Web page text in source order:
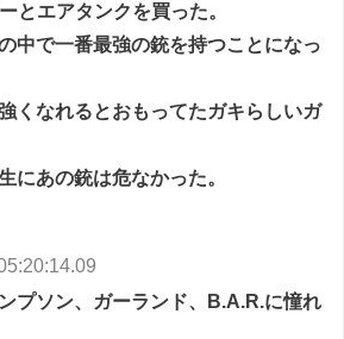
とエアタンクを買った。
中で一番最強の銃を持つことになっ
くなれるとおもってたガキらしいガ
にあの銃は危なかった。
プソン、ガーランド、B.A.R.に憧れ